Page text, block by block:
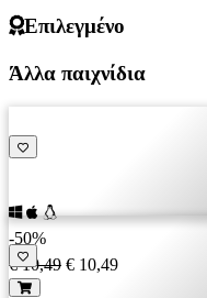
Επιλεγμένο
Άλλα παιχνίδια
-50%
€ 10,49 € 10,49